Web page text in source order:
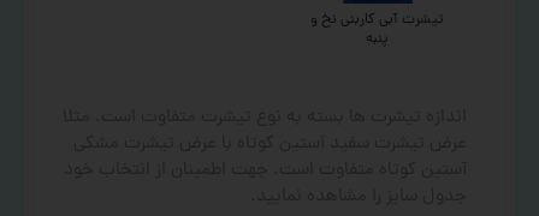
تیشرت آبی کاربنی نخ و
پنبه